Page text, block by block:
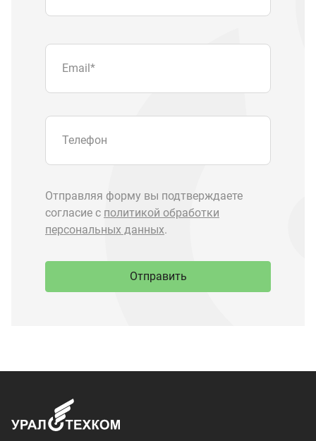
Запчасти Урал
Запчасти Камаз
Спецпредложения
Доставка и оплата